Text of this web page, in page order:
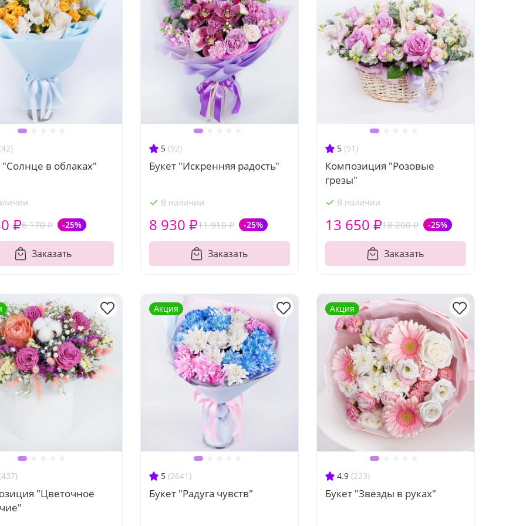
"Солнце в облаках"
6 170 ₽ -25%
₽
Заказать
5 (92)
Букет "Искренняя радость"
В наличии
11 910 ₽ -25%
8 930 ₽
Заказать
5 (91)
Композиция "Розовые
грезы"
В наличии
18 200 ₽ -25%
13 650 ₽
Заказать
"Цветочное
5 (2641)
Букет "Радуга чувств"
Акция
4.9 (223)
Букет "Звезды в руках"
Акция